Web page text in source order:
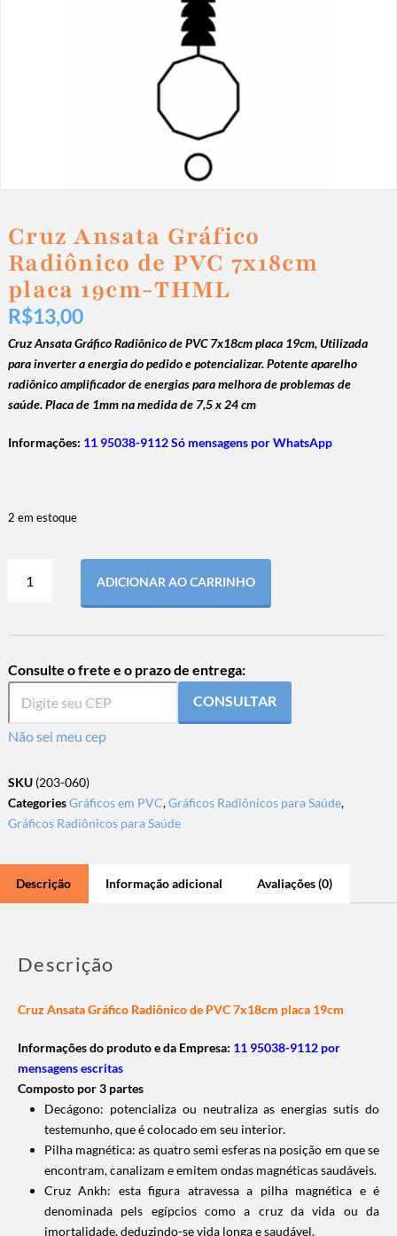
Cruz Ansata Gráfico
Radiônico de PVC 7x18cm
placa 19cm-THML
R$13,00
Cruz Ansata Gráfico Radiônico de PVC 7x18cm placa 19cm,Utilizada
para inverter a energia do pedido e potencializar.Potente aparelho
radiônico amplificador de energias para melhora de problemas de
saúde. Placa de 1mm na medida de 7,5 x 24 cm
Informações: 11 95038-9112 Só mensagens por WhatsApp
2 em estoque
ADICIONAR AO CARRINHO
Consulte o frete e o prazo de entrega:
CONSULTAR
Não sei meu cep
SKU (203-060)
CategoriesGráficos em PVC,Gráficos Radiônicos para Saúde,
Gráficos Radiônicos para Saúde
Descrição Informação adicional Avaliações (0)
Descrição
Cruz Ansata Gráfico Radiônico de PVC 7x18cm placa 19cm
Informações do produto e da Empresa: 11 95038-9112 por
mensagens escritas
Composto por 3 partes
Decágono: potencializa ou neutraliza as energias sutis do
testemunho, que é colocado em seu interior.
Pilha magnética: as quatro semi esferas na posição em que se
encontram, canalizam e emitem ondas magnéticas saudáveis.
Cruz Ankh: esta figura atravessa a pilha magnética e é
denominada pels egípcios como a cruz da vida ou da
imortalidade, deduzindo-se vida longa e saudável.